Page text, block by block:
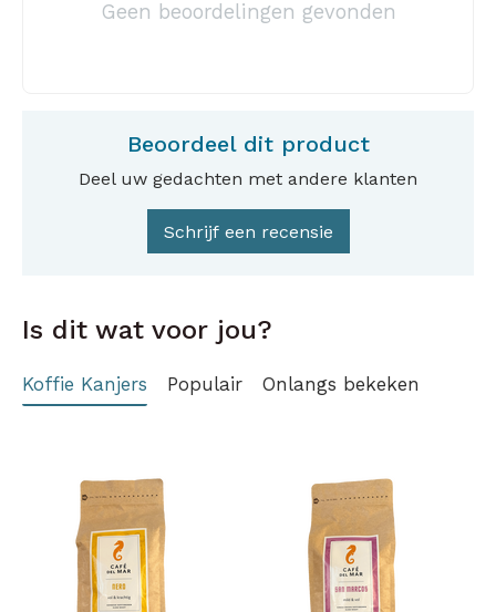
Geen beoordelingen gevonden
Beoordeel dit product
Deel uw gedachten met andere klanten
Schrijf een recensie
Is dit wat voor jou?
Koffie Kanjers Populair Onlangs bekeken